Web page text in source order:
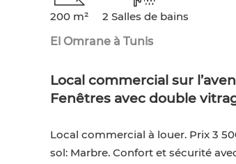
200 m²
2 Salles de bains
El Omrane à Tunis
Local commercial sur
Fenêtres avec double
Local commercial à louer. Prix 3
sol: Marbre. Confort et sécurité